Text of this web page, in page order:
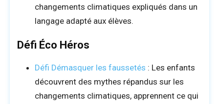
changements climatiques expliqués dans un
langage adapté aux élèves.
Défi Éco Héros
Défi Démasquer les faussetés : Les enfants
découvrent des mythes répandus sur les
changements climatiques, apprennent ce qui